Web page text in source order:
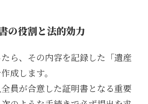
の役割と法的効力
ら、その内容を記録した「遺産
成します。
員が合意した証明書となる重要